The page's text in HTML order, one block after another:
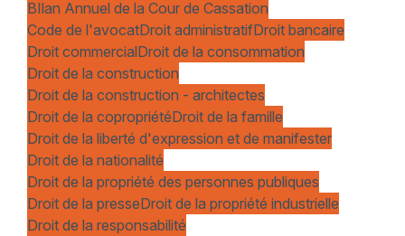
BIlan Annuel de la Cour de Cassation
Code de l'avocatDroit administratifDroit bancaire
Droit commercialDroit de la consommation
Droit de la construction
Droit de la construction - architectes
Droit de la copropriétéDroit de la famille
Droit de la liberté d'expression et de manifester
Droit de la nationalité
Droit de la propriété des personnes publiques
Droit de la presseDroit de la propriété industrielle
Droit de la responsabilité